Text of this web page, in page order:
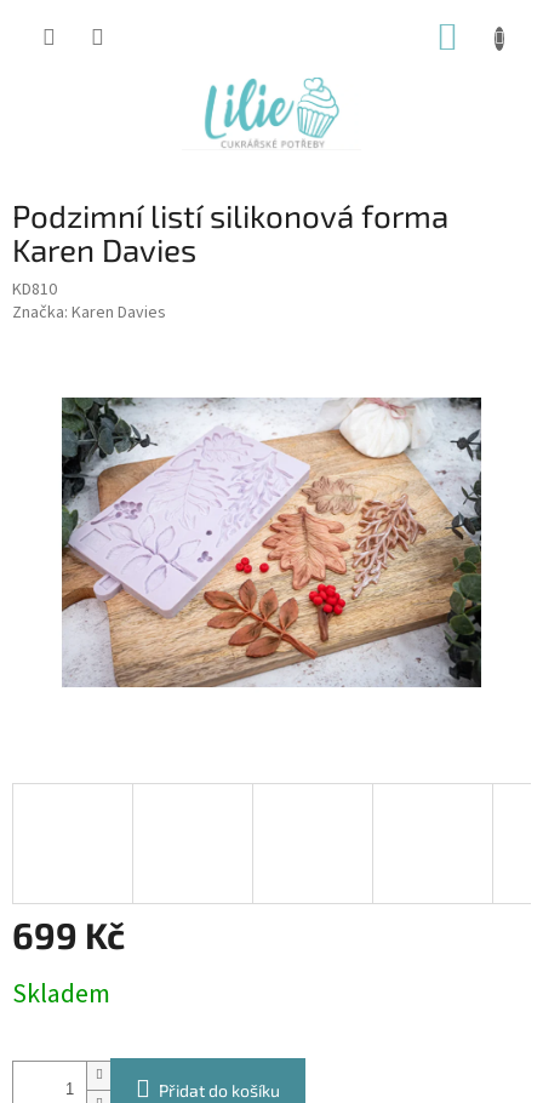
Podzimní listí silikonová forma
Karen Davies
KD810
Značka: Karen Davies
699 Kč
cena:
Skladem
Přidat do košíku